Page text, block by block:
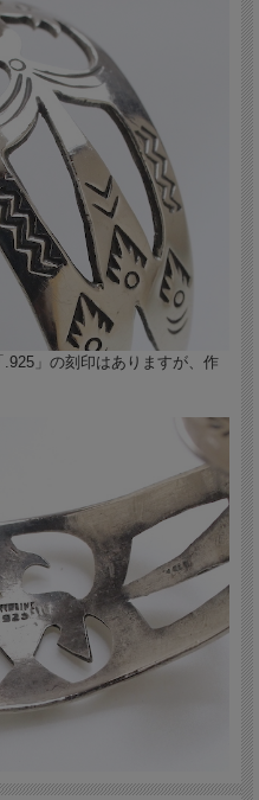
」の刻印はありますが、作